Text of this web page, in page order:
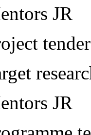
JR
tender
JR